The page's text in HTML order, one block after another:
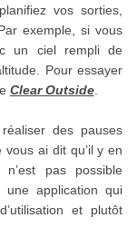
vos sorties,
exemple, si vous
un ciel rempli de
Pour essayer
Clear Outside.
des pauses
ai dit qu’il y en
pas possible
une application qui
et plutôt